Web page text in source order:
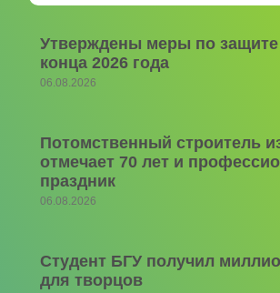
Утверждены меры по защите
конца 2026 года
06.08.2026
Потомственный строитель
отмечает 70 лет и
праздник
06.08.2026
Студент БГУ получил
для творцов